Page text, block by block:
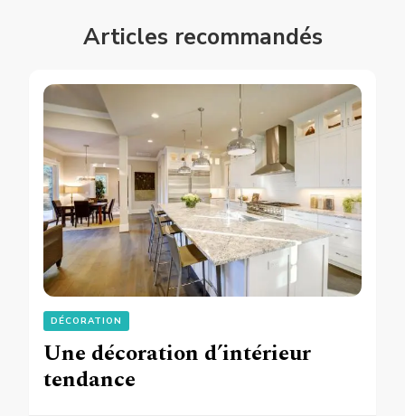
Articles recommandés
DÉCORATION
Une décoration d’intérieur
tendance